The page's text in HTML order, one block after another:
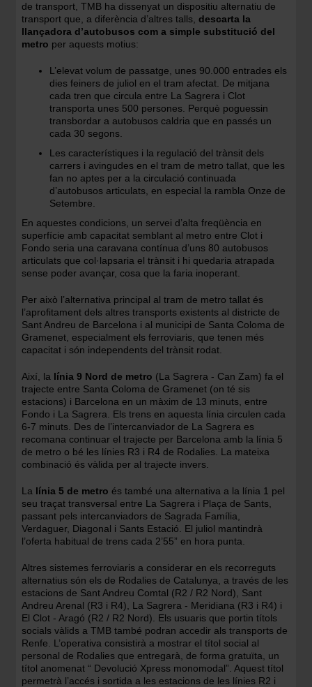
de transport, TMB ha dissenyat un dispositiu alternatiu de
transport que, a diferència d’altres talls, descarta la
llançadora d’autobusos com a simple substitució del
metro per aquests motius:
L’elevat volum de passatge, unes 90.000 entrades els
dies feiners de juliol en el tram afectat. De mitjana
cada tren que circula entre La Sagrera i Clot
transporta unes 500 persones. Perquè poguessin
transbordar a autobusos caldria que en passés un
cada 30 segons.
Les característiques i la regulació del trànsit dels
carrers i avingudes en el tram de metro tallat, que les
fan no aptes per a la circulació continuada
d’autobusos articulats, en especial la rambla Onze de
Setembre.
En aquestes condicions, un servei d’alta freqüència en
superfície amb capacitat semblant al metro entre Clot i
Fondo seria una caravana contínua d’uns 80 autobusos
articulats que col·lapsaria el trànsit i hi quedaria atrapada
sense poder avançar, cosa que la faria inoperant.
Per això l’alternativa principal al tram de metro tallat és
l’aprofitament dels altres transports existents al districte de
Sant Andreu de Barcelona i al municipi de Santa Coloma de
Gramenet, especialment els ferroviaris, que tenen més
capacitat i són independents del trànsit rodat.
Així, la línia 9 Nord de metro (La Sagrera - Can Zam) fa el
trajecte entre Santa Coloma de Gramenet (on té sis
estacions) i Barcelona en un màxim de 13 minuts, entre
Fondo i La Sagrera. Els trens en aquesta línia circulen cada
6-7 minuts. Des de l’intercanviador de La Sagrera es
recomana continuar el trajecte per Barcelona amb la línia 5
de metro o bé les línies R3 i R4 de Rodalies. La mateixa
combinació és vàlida per al trajecte invers.
La línia 5 de metro és també una alternativa a la línia 1 pel
seu traçat transversal entre La Sagrera i Plaça de Sants,
passant pels intercanviadors de Sagrada Família,
Verdaguer, Diagonal i Sants Estació. El juliol mantindrà
l’oferta habitual de trens cada 2’55” en hora punta.
Altres sistemes ferroviaris a considerar en els recorreguts
alternatius són els de Rodalies de Catalunya, a través de les
estacions de Sant Andreu Comtal (R2 / R2 Nord), Sant
Andreu Arenal (R3 i R4), La Sagrera - Meridiana (R3 i R4) i
El Clot - Aragó (R2 / R2 Nord). Els usuaris que portin títols
socials vàlids a TMB també podran accedir als transports de
Renfe. L’operativa consistirà a mostrar el títol social al
personal de Rodalies que entregarà, de forma gratuïta, un
títol anomenat “ Devolució Xpress monomodal”. Aquest títol
permetrà l’accés i sortida a les estacions de les línies R2 i